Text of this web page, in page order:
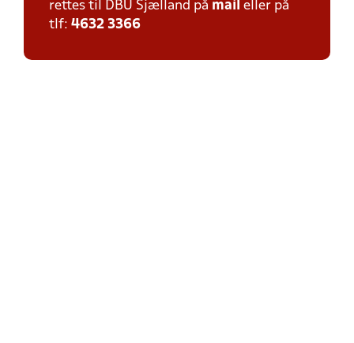
rettes til DBU Sjælland på mail eller på
tlf: 4632 3366